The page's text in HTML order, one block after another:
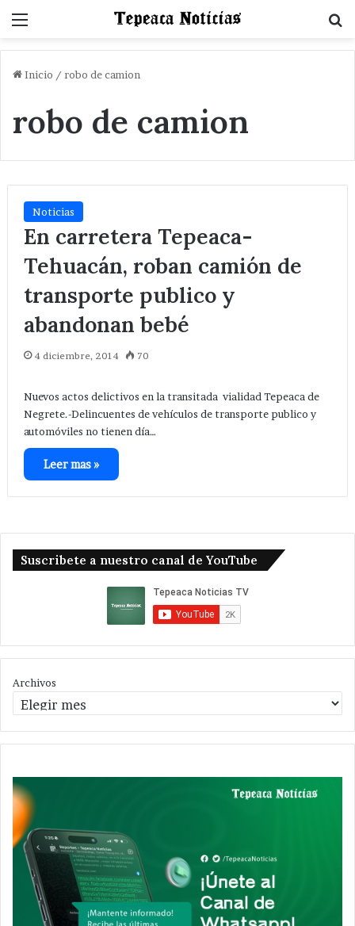
Menu
Inicio / robo de camion
robo de camion
Noticias
En carretera Tepeaca-
Tehuacán, roban camión de
transporte publico y
abandonan bebé
4 diciembre, 2014 70
Nuevos actos delictivos en la transitada vialidad Tepeaca de
Negrete.-Delincuentes de vehículos de transporte publico y
automóviles no tienen día…
Leer mas »
Suscribete a nuestro canal de YouTube
Archivos